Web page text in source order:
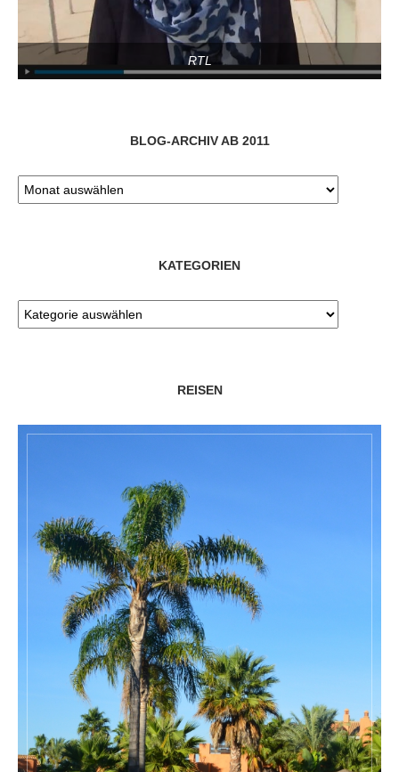
RTL
BLOG-ARCHIV AB 2011
KATEGORIEN
REISEN